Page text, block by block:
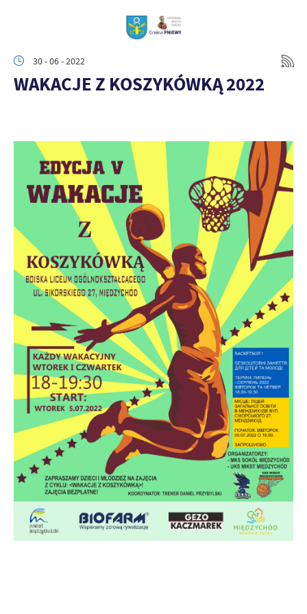
30 - 06 - 2022
WAKACJE Z KOSZYKÓWKĄ 2022